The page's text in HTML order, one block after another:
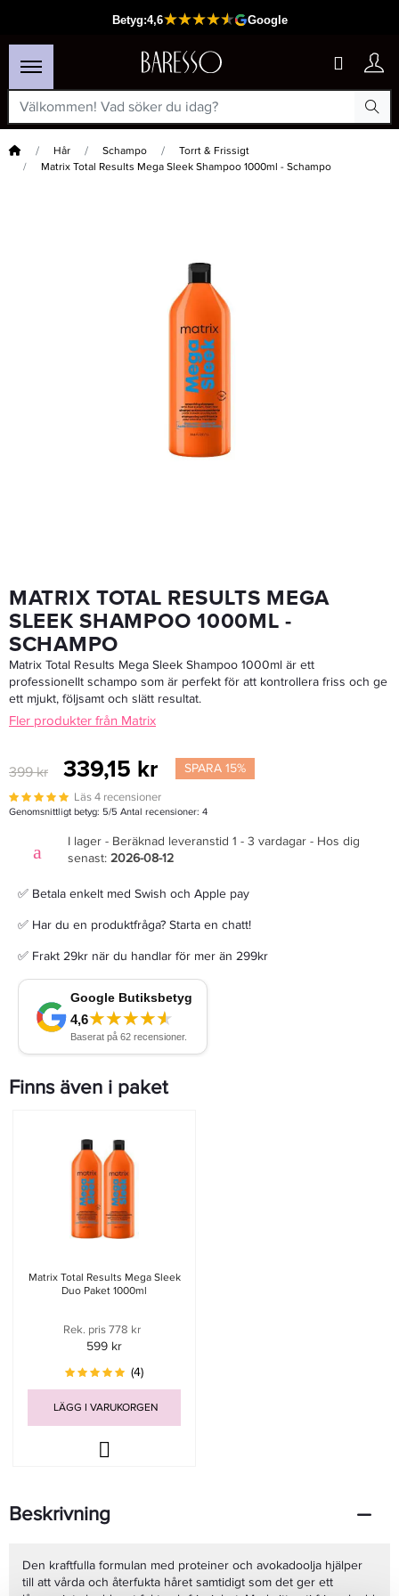
Hem Hår Schampo
Torrt & Frissigt
Matrix Total Results Mega Sleek Shampoo 1000ml - Schampo
Matrix Food For Soft Detangling Hydrating Conditioner 1000ml - Balsam
Rek. pris 649 kr 399 kr
MATRIX TOTAL RESULTS MEGA
SLEEK SHAMPOO 1000ML -
SCHAMPO
Matrix Total Results Mega Sleek Shampoo 1000ml är ett
professionellt schampo som är perfekt för att kontrollera friss och ge
ett mjukt, följsamt och slätt resultat.
Fler produkter från Matrix
399 kr 339,15 kr SPARA 15%
Läs 4 recensioner
Genomsnittligt betyg: 5/5 Antal recensioner: 4
I lager - Beräknad leveranstid 1 - 3 vardagar - Hos dig
senast: 2026-08-12
✅ Betala enkelt med Swish och Apple pay
✅ Har du en produktfråga? Starta en chatt!
✅ Frakt 29kr när du handlar för mer än 299kr
Finns även i paket
Matrix Total Results Mega Sleek
Duo Paket 1000ml
Rek. pris 778 kr
599 kr
(4)
LÄGG I VARUKORGEN
Beskrivning
Den kraftfulla formulan med proteiner och avokadoolja hjälper
till att vårda och återfukta håret samtidigt som det ger ett